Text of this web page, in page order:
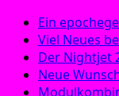
Ein
Viel Neues
Der Nightjet
Neue